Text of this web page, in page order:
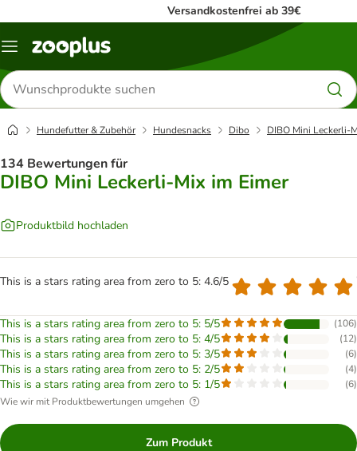
Versandkostenfrei ab 39€
Menü
Produkte
suchen
Hundefutter & Zubehör Hundesnacks Dibo DIBO Mini Leckerli-
134 Bewertungen für
DIBO Mini Leckerli-Mix im Eimer
Produktbild hochladen
This is a stars rating area from zero to 5: 4.6/5
This is a stars rating area from zero to 5: 5/5 (106)
This is a stars rating area from zero to 5: 4/5 (12)
This is a stars rating area from zero to 5: 3/5 (6)
This is a stars rating area from zero to 5: 2/5 (4)
This is a stars rating area from zero to 5: 1/5 (6)
Wie wir mit Produktbewertungen umgehen
Zum Produkt